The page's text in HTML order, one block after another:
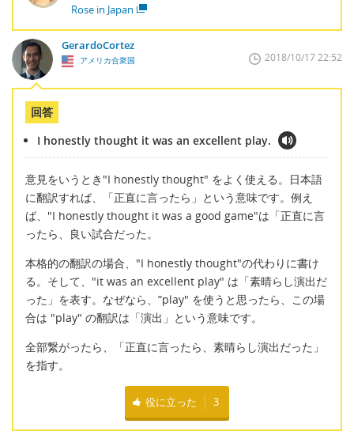
Rose in Japan
GerardoCortez
アメリカ合衆国 2018/10/17 22:52
回答
I honestly thought it was an excellent play.
意見をいうとき"I honestly thought" をよく使える。日本語
に翻訳すれば、「正直に言ったら」という意味です。例え
ば、"I honestly thought it was a good game"は「正直に言
ったら、良い試合だった。
本格的の翻訳の場合、"I honestly thought"の代わりに書け
る。そして、"it was an excellent play" は「素晴らし演出だ
った」を表す。なぜなら、”play" を使うと思ったら、この場
合は "play" の翻訳は「演出」という意味です。
全部繋がったら、「正直に言ったら、素晴らし演出だった」
を指す。
役に立った 3